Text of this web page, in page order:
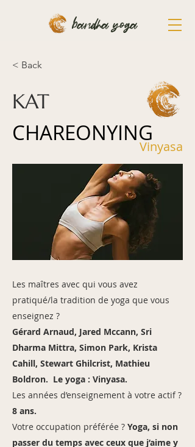
bandha yoga
< Back
KAT
CHAREONYING
Vinyasa
Les maîtres avec qui vous avez
pratiqué/la tradition de yoga que vous
enseignez ?
Gérard Arnaud, Jared Mccann, Sri
Dharma Mittra, Simon Park, Krista
Cahill, Stewart Ghilcrist, Mathieu
Boldron. Le yoga : Vinyasa.
Les années d’enseignement à votre actif ?
8 ans.
Votre occupation préférée ? Yoga, si non
passer du temps avec ceux que j’aime y